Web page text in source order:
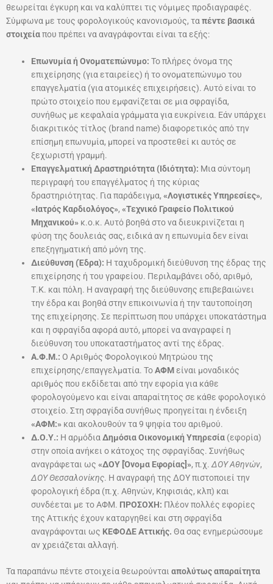
θεωρείται έγκυρη και να καλύπτει τις νόμιμες προδιαγραφές.
Σύμφωνα με τους φορολογικούς κανονισμούς, ταπέντε βασικά
στοιχείαπου πρέπει να αναγράφονται είναι τα εξής:
Επωνυμία ή Ονοματεπώνυμο: Το πλήρες όνομα της
επιχείρησης (για εταιρείες) ή το ονοματεπώνυμο του
επαγγελματία (για ατομικές επιχειρήσεις). Αυτό είναι το
πρώτο στοιχείο που εμφανίζεται σε μια σφραγίδα,
συνήθως με κεφαλαία γράμματα για ευκρίνεια. Εάν υπάρχει
διακριτικός τίτλος (brand name) διαφορετικός από την
επίσημη επωνυμία, μπορεί να προστεθεί κι αυτός σε
ξεχωριστή γραμμή.
Επαγγελματική Δραστηριότητα (Ιδιότητα): Μια σύντομη
περιγραφή του επαγγέλματος ή της κύριας
δραστηριότητας. Για παράδειγμα,«Λογιστικές Υπηρεσίες»,
«Ιατρός Καρδιολόγος»,«Τεχνικό Γραφείο Πολιτικού
Μηχανικού» κ.ο.κ. Αυτό βοηθά στο να διευκρινίζεται η
φύση της δουλειάς σας, ειδικά αν η επωνυμία δεν είναι
επεξηγηματική από μόνη της.
Διεύθυνση (Έδρα): Η ταχυδρομική διεύθυνση της έδρας της
επιχείρησης ή του γραφείου. Περιλαμβάνει οδό, αριθμό,
Τ.Κ. και πόλη. Η αναγραφή της διεύθυνσης επιβεβαιώνει
την έδρα και βοηθά στην επικοινωνία ή την ταυτοποίηση
της επιχείρησης. Σε περίπτωση που υπάρχει υποκατάστημα
και η σφραγίδα αφορά αυτό, μπορεί να αναγραφεί η
διεύθυνση του υποκαταστήματος αντί της έδρας.
Α.Φ.Μ.: Ο Αριθμός Φορολογικού Μητρώου της
επιχείρησης/επαγγελματία. ΤοΑΦΜείναι μοναδικός
αριθμός που εκδίδεται από την εφορία για κάθε
φορολογούμενο και είναι απαραίτητος σε κάθε φορολογικό
στοιχείο. Στη σφραγίδα συνήθως προηγείται η ένδειξη
«ΑΦΜ:» και ακολουθούν τα 9 ψηφία του αριθμού.
Δ.Ο.Υ.: Η αρμόδιαΔημόσια Οικονομική Υπηρεσία (εφορία)
στην οποία ανήκει ο κάτοχος της σφραγίδας. Συνήθως
αναγράφεται ως«ΔΟΥ [Όνομα Εφορίας]», π.χ.ΔΟΥ Αθηνών,
ΔΟΥ Θεσσαλονίκης. Η αναγραφή της ΔΟΥ πιστοποιεί την
φορολογική έδρα (π.χ. Αθηνών, Κηφισιάς, κλπ) και
συνδέεται με το ΑΦΜ. ΠΡΟΣΟΧΗ: Πλέον πολλές εφορίες
της Αττικής έχουν καταργηθεί και στη σφραγίδα
αναγράφονται ως ΚΕΦΟΔΕ Αττικής.Θα σας ενημερώσουμε
αν χρειάζεται αλλαγή.
Τα παραπάνω πέντε στοιχεία θεωρούνται απολύτως απαραίτητα